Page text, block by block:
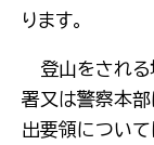
ります。
登山をされる
署又は警察本部
出要領について